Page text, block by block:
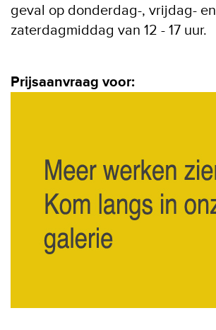
geval op donderdag-, vrijdag- en
zaterdagmiddag van 12 - 17 uur.
Prijsaanvraag voor: